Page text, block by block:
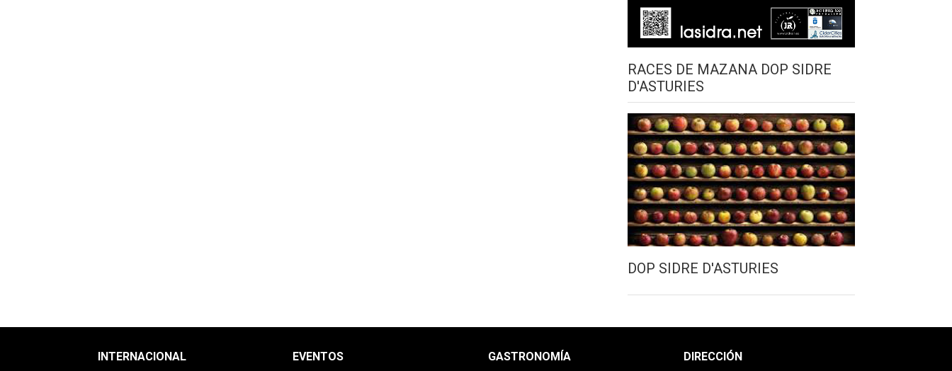
RACES DE MAZANA DOP SIDRE
D'ASTURIES
DOP SIDRE D'ASTURIES
INTERNACIONAL EVENTOS GASTRONOMÍA DIRECCIÓN